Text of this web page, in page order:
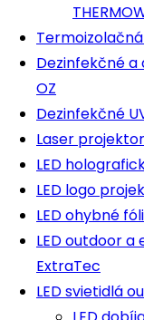
Dezinfekčné
OZ
Dezinfekčné
Laser projektor
LED
LED logo
LED ohybné
LED outdoor
ExtraTec
LED svietidlá